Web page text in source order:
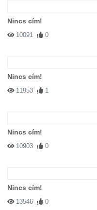
Nincs cím!
10091 0
Nincs cím!
11953 1
Nincs cím!
10903 0
Nincs cím!
13546 0